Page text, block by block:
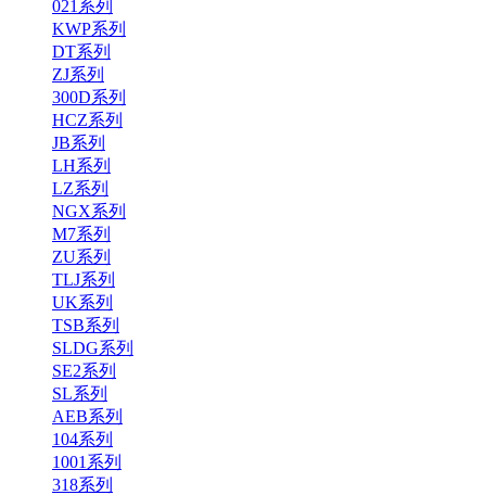
021系列
KWP系列
DT系列
ZJ系列
300D系列
HCZ系列
JB系列
LH系列
LZ系列
NGX系列
M7系列
ZU系列
TLJ系列
UK系列
TSB系列
SLDG系列
SE2系列
SL系列
AEB系列
104系列
1001系列
318系列